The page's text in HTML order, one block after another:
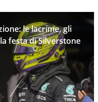
le lacrime, gli
festa di Silverstone